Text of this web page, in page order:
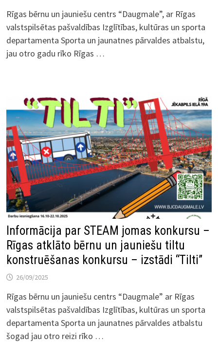
Rīgas bērnu un jauniešu centrs “Daugmale”, ar Rīgas
valstspilsētas pašvaldības Izglītības, kultūras un sporta
departamenta Sporta un jaunatnes pārvaldes atbalstu,
jau otro gadu rīko Rīgas …
Informācija par STEAM jomas konkursu –
Rīgas atklāto bērnu un jauniešu tiltu
konstruēšanas konkursu – izstādi “Tilti”
26/09/2025
Rīgas bērnu un jauniešu centrs “Daugmale” ar Rīgas
valstspilsētas pašvaldības Izglītības, kultūras un sporta
departamenta Sporta un jaunatnes pārvaldes atbalstu
šogad jau otro reizi rīko …